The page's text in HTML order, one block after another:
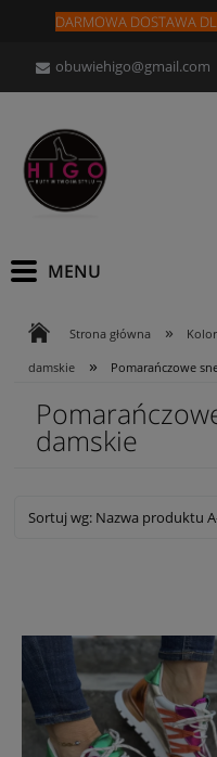
DARMOWA DOSTAWA
obuwiehigo@gmail.com
Strona główna »
damskie » Pomarańczowe
damskie
Sortuj wg: Nazwa produktu